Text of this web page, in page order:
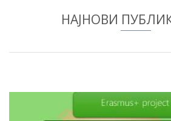
НАЈНОВИ